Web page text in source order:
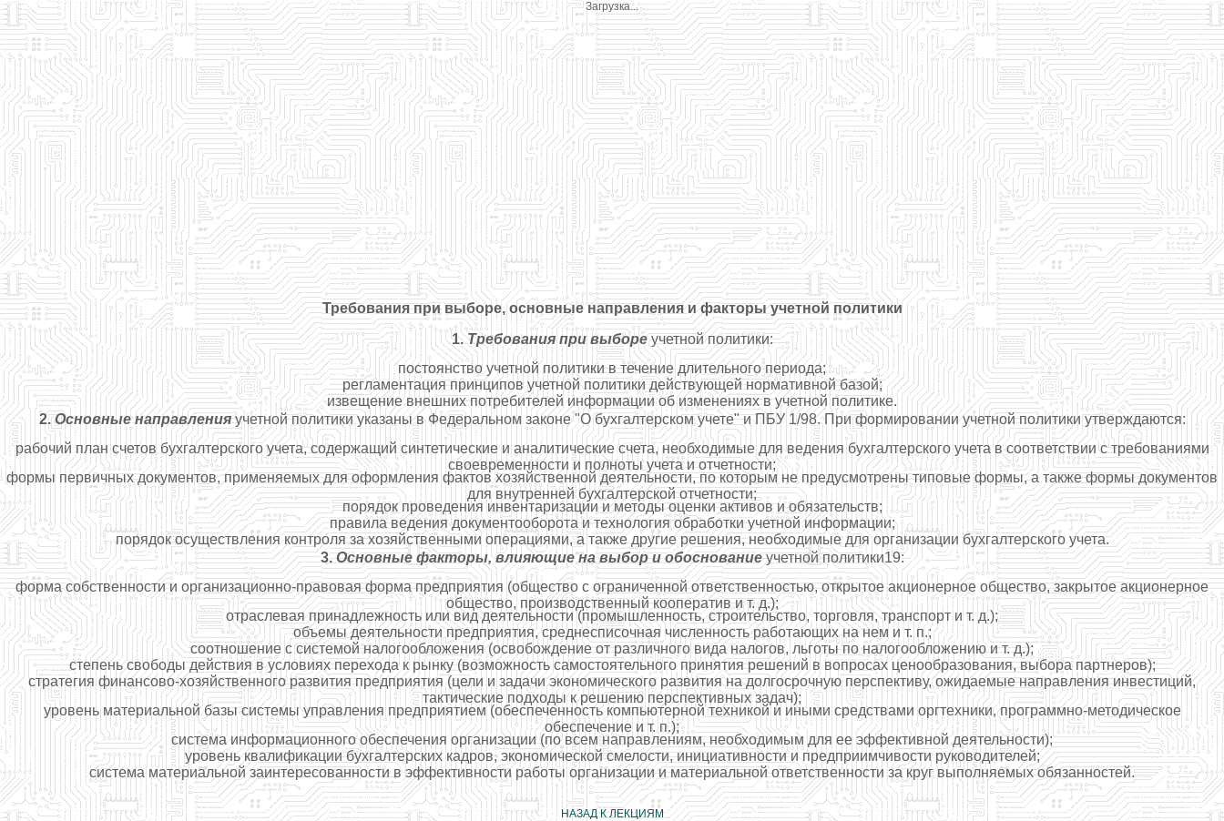
Загрузка...
Требования при выборе, основные направления и факторы учетной политики
1. Требования при выбореучетной политики:
постоянство учетной политики в течение длительного периода;
регламентация принципов учетной политики действующей нормативной базой;
извещение внешних потребителей информации об изменениях в учетной политике.
2. Основные направленияучетной политики указаны в Федеральном законе "О бухгалтерском учете" и ПБУ 1/98. При формировании учетной политики утверждаются:
рабочий план счетов бухгалтерского учета, содержащий синтетические и аналитические счета, необходимые для ведения бухгалтерского учета в соответствии с требованиями
своевременности и полноты учета и отчетности;
формы первичных документов, применяемых для оформления фактов хозяйственной деятельности, по которым не предусмотрены типовые формы, а также формы документов
для внутренней бухгалтерской отчетности;
порядок проведения инвентаризации и методы оценки активов и обязательств;
правила ведения документооборота и технология обработки учетной информации;
порядок осуществления контроля за хозяйственными операциями, а также другие решения, необходимые для организации бухгалтерского учета.
3. Основные факторы, влияющие на выбор и обоснованиеучетной политики19:
форма собственности и организационно-правовая форма предприятия (общество с ограниченной ответственностью, открытое акционерное общество, закрытое акционерное
общество, производственный кооператив и т. д.);
отраслевая принадлежность или вид деятельности (промышленность, строительство, торговля, транспорт и т. д.);
объемы деятельности предприятия, среднесписочная численность работающих на нем и т. п.;
соотношение с системой налогообложения (освобождение от различного вида налогов, льготы по налогообложению и т. д.);
степень свободы действия в условиях перехода к рынку (возможность самостоятельного принятия решений в вопросах ценообразования, выбора партнеров);
стратегия финансово-хозяйственного развития предприятия (цели и задачи экономического развития на долгосрочную перспективу, ожидаемые направления инвестиций,
тактические подходы к решению перспективных задач);
уровень материальной базы системы управления предприятием (обеспеченность компьютерной техникой и иными средствами оргтехники, программно-методическое
обеспечение и т. п.);
система информационного обеспечения организации (по всем направлениям, необходимым для ее эффективной деятельности);
уровень квалификации бухгалтерских кадров, экономической смелости, инициативности и предприимчивости руководителей;
система материальной заинтересованности в эффективности работы организации и материальной ответственности за круг выполняемых обязанностей.
НАЗАД К ЛЕКЦИЯМ